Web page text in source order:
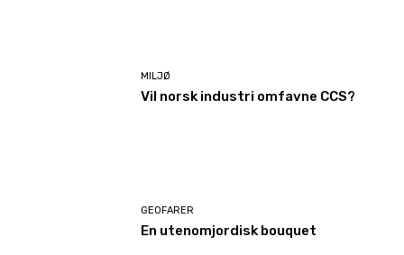
MILJØ
Vil norsk industri omfavne CCS?
GEOFARER
En utenomjordisk bouquet